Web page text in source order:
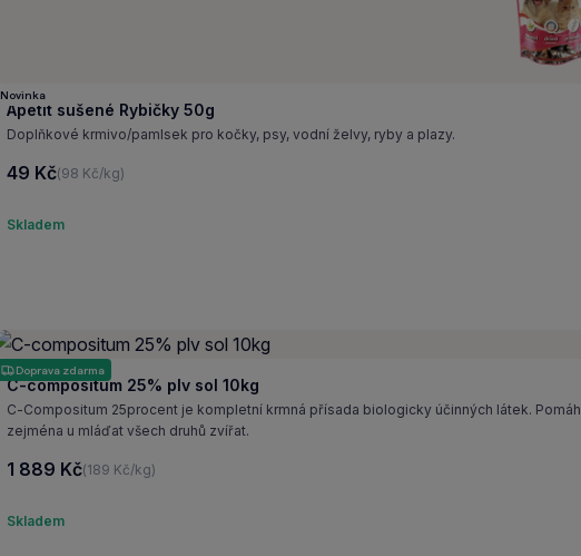
Novinka
Apetit sušené Rybičky 50g
Doplňkové krmivo/pamlsek pro kočky, psy, vodní želvy, ryby a plazy.
49 Kč(98 Kč/kg)
Skladem
Doprava zdarma
C-compositum 25% plv sol 10kg
C-Compositum 25procent je kompletní krmná přísada biologicky účinných látek.
zejména u mláďat všech druhů zvířat.
1 889 Kč(189 Kč/kg)
Skladem